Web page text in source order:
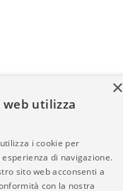
×
web utilizza
i cookie per
di navigazione.
sito web acconsenti a
con la nostra